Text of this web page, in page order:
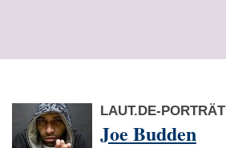
LAUT.DE-PORTRÄT
Joe Budden